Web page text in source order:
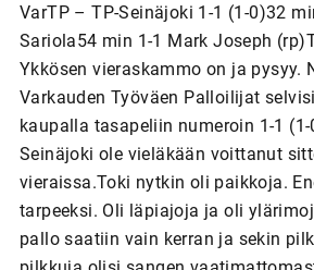
VarTP – TP-Seinäjoki 1-1 (1-0)32
Sariola54 min 1-1 Mark Joseph
Ykkösen vieraskammo on ja pysyy.
Varkauden Työväen Palloilijat
kaupalla tasapeliin numeroin 1-1 (1-
Seinäjoki ole vieläkään voittanut
vieraissa.Toki nytkin oli paikkoja.
tarpeeksi. Oli läpiajoja ja oli
pallo saatiin vain kerran ja sekin